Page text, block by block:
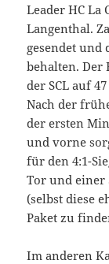
Leader HC La
Langenthal.
gesendet und
behalten. Der
der SCL auf
Nach der
der ersten
und vorne
für den 4:1-
Tor und einer
(selbst diese
Paket zu
Im anderen